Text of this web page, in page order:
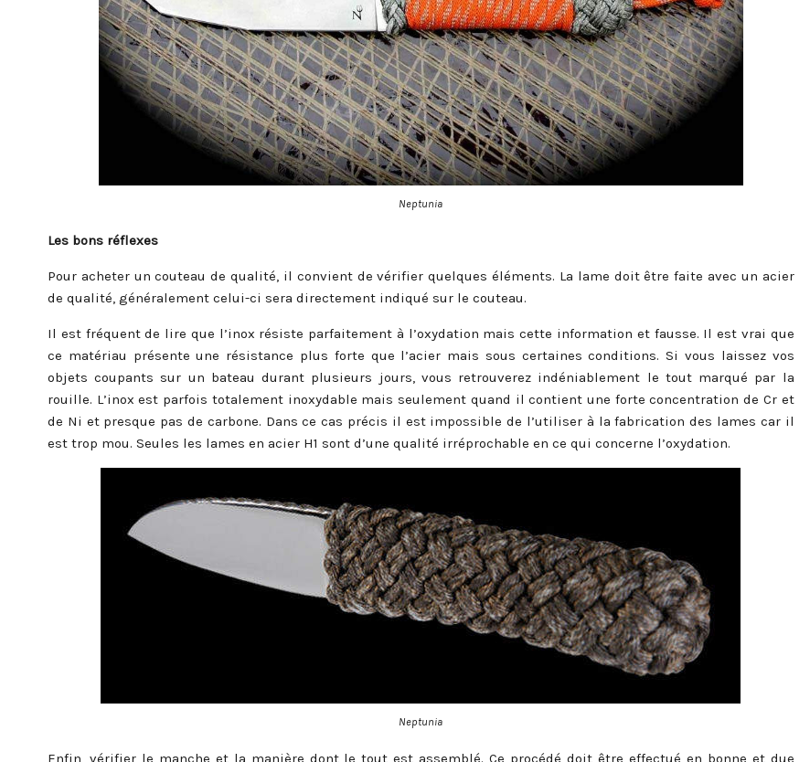
Neptunia
Les bons réflexes
Pour acheter un couteau de qualité, il convient de vérifier quelques éléments. La lame doit être faite avec un acier
de qualité, généralement celui-ci sera directement indiqué sur le couteau.
Il est fréquent de lire que l’inox résiste parfaitement à l’oxydation mais cette information et fausse. Il est vrai que
ce matériau présente une résistance plus forte que l’acier mais sous certaines conditions. Si vous laissez vos
objets coupants sur un bateau durant plusieurs jours, vous retrouverez indéniablement le tout marqué par la
rouille. L’inox est parfois totalement inoxydable mais seulement quand il contient une forte concentration de Cr et
de Ni et presque pas de carbone. Dans ce cas précis il est impossible de l’utiliser à la fabrication des lames car il
est trop mou. Seules les lames en acier H1 sont d’une qualité irréprochable en ce qui concerne l’oxydation.
Neptunia
Enfin, vérifier le manche et la manière dont le tout est assemblé. Ce procédé doit être effectué en bonne et due